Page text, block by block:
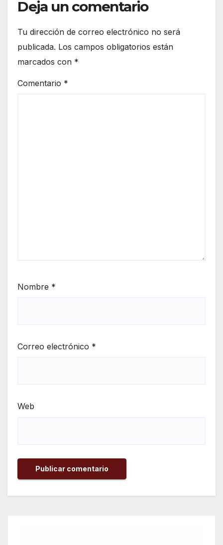
Deja un comentario
Tu dirección de correo electrónico no será
publicada. Los campos obligatorios están
marcados con *
Comentario *
Nombre *
Correo electrónico *
Web